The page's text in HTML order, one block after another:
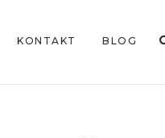
KONTAKT BLOG